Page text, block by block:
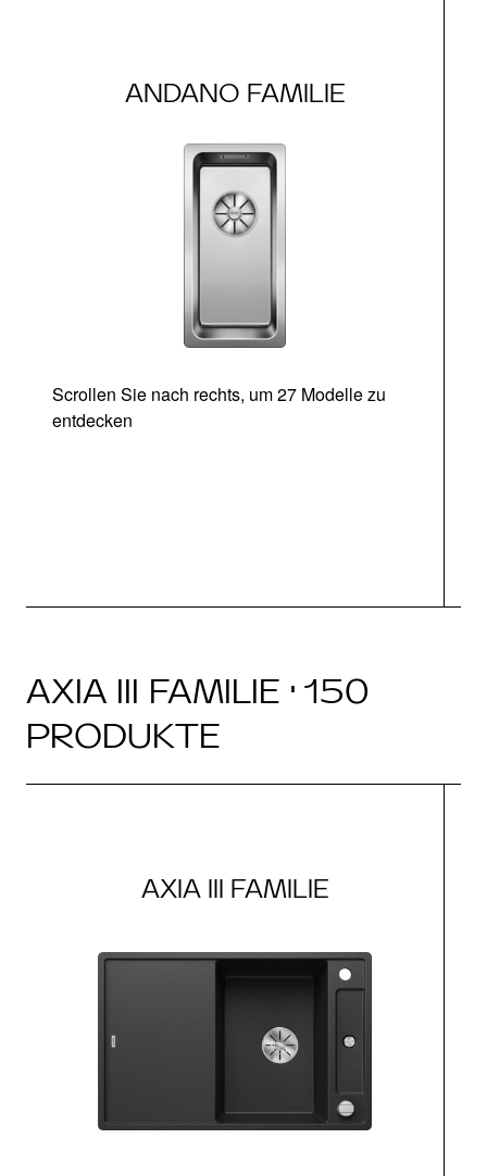
ANDANO FAMILIE
Scrollen Sie nach rechts, um 27 Modelle zu
entdecken
AXIA III FAMILIE · 150
PRODUKTE
AXIA III FAMILIE